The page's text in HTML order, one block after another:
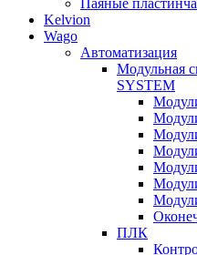
Kelvion
Wago
Автоматизация
Модульная
SYSTEM
ПЛК